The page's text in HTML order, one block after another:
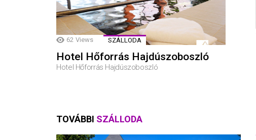
62 Views SZÁLLODA
Hotel Hőforrás Hajdúszoboszló
Hotel Hőforrás Hajdúszoboszló
TOVÁBBI SZÁLLODA